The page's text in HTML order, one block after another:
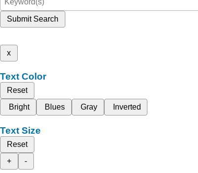
Submit Search
x
Text Color
Reset
Bright
Blues Gray Inverted
Text Size
Reset
+
-